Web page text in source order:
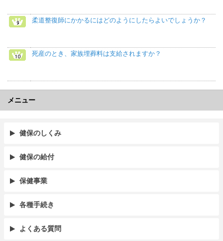
柔道整復師にかかるにはどのようにしたらよいでしょうか？
死産のとき、家族埋葬料は支給されますか？
メニュー
健保のしくみ
健保の給付
保健事業
各種手続き
よくある質問